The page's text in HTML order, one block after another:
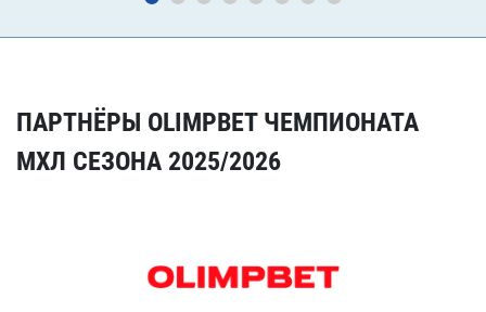
ПАРТНЁРЫ OLIMPBET ЧЕМПИОНАТА
МХЛ СЕЗОНА 2025/2026